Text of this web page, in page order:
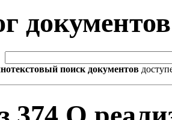
поиск документов